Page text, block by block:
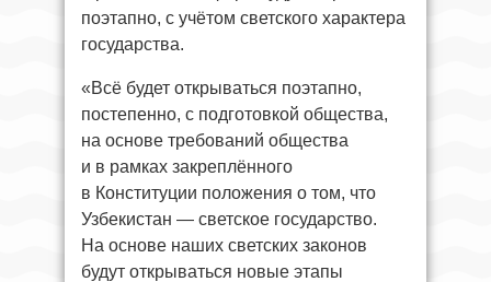
поэтапно, с учётом светского характера
государства.
«Всё будет открываться поэтапно,
постепенно, с подготовкой общества,
на основе требований общества
и в рамках закреплённого
в Конституции положения о том, что
Узбекистан — светское государство.
На основе наших светских законов
будут открываться новые этапы